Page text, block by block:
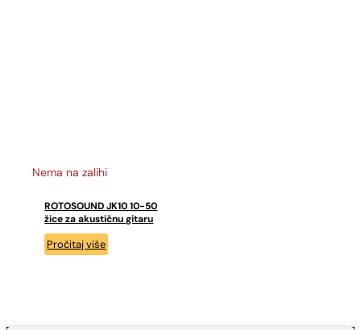
Nema na zalihi
ROTOSOUND JK10 10-50
žice za akustičnu gitaru
Pročitaj više